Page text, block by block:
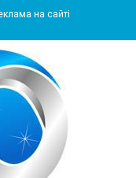
на сайті
города Южный